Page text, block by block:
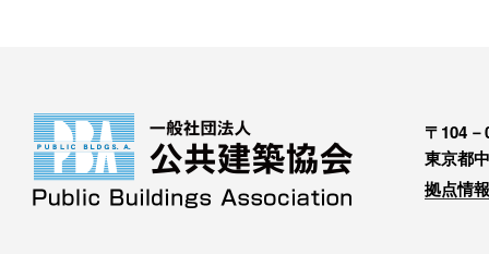
〒104－
東京都
拠点情